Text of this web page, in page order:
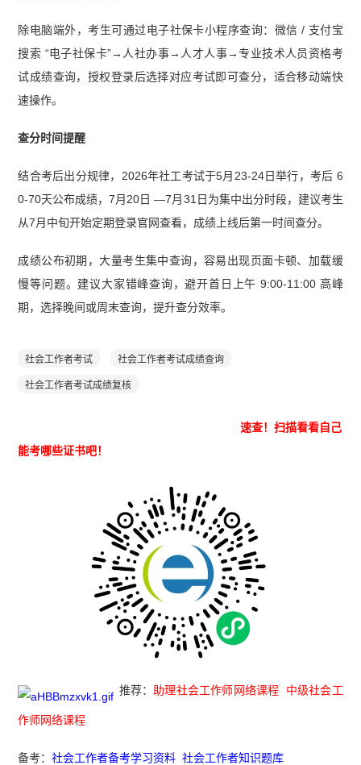
除电脑端外，考生可通过电子社保卡小程序查询：微信 / 支付宝
搜索 “电子社保卡”→人社办事→人才人事→专业技术人员资格考
试成绩查询，授权登录后选择对应考试即可查分，适合移动端快
速操作。
查分时间提醒
结合考后出分规律，2026年社工考试于5月23-24日举行，考后 6
0-70天公布成绩，7月20日 —7月31日为集中出分时段，建议考生
从7月中旬开始定期登录官网查看，成绩上线后第一时间查分。
成绩公布初期，大量考生集中查询，容易出现页面卡顿、加载缓
慢等问题。建议大家错峰查询，避开首日上午 9:00-11:00 高峰
期，选择晚间或周末查询，提升查分效率。
社会工作者考试 社会工作者考试成绩查询
社会工作者考试成绩复核
速查！扫描看看自己
能考哪些证书吧！
推荐： 助理社会工作师网络课程 中级社会工
作师网络课程
备考：社会工作者备考学习资料 社会工作者知识题库